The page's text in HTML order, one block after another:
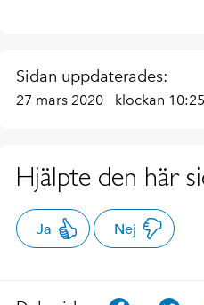
Sidan uppdaterades:
27 mars 2020 klockan 10:25
Hjälpte den här
Ja Nej